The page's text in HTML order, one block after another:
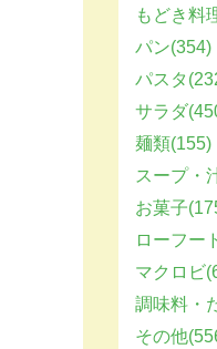
もどき料
パン(354)
パスタ
サラダ
麺類(155)
スープ・
お菓子
ローフー
マクロビ
調味料・
その他